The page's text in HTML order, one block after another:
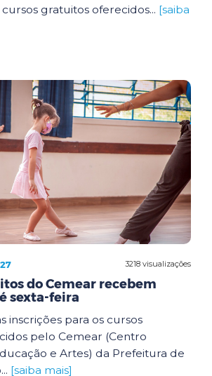
gratuitos oferecidos... [saiba
3218 visualizações
do Cemear recebem
sexta-feira
inscrições para os cursos
pelo Cemear (Centro
e Artes) da Prefeitura de
[saiba mais]